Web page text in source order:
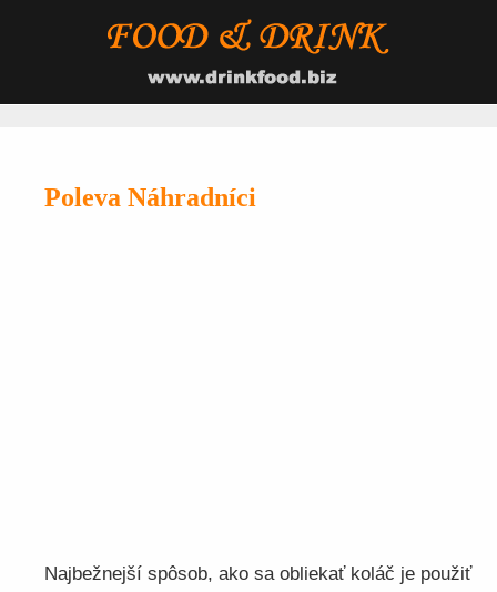
Poleva Náhradníci
Najbežnejší spôsob, ako sa obliekať koláč je použiť